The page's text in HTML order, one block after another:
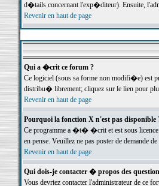
d�tails concernant l'exp�diteur). Ensuite,
Revenir en haut de page
Qui a �crit ce forum ?
Ce logiciel (sous sa forme non modifi�e) est
distribu� librement; cliquez sur le lien pour
Revenir en haut de page
Pourquoi la fonction X n'est pas disponible
Ce programme a �t� �crit et est sous
en pense. Veuillez ne pas poster de demande
Revenir en haut de page
Qui dois-je contacter � propos des
Vous devriez contacter l'administrateur de ce